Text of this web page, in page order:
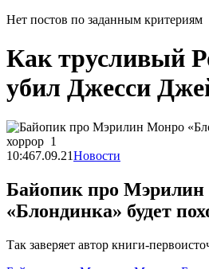
Нет постов по заданным критериям
Как трусливый
убил Джесси
10:467.09.21Новости
Байопик про
«Блондинка» будет
Так заверяет автор книги-